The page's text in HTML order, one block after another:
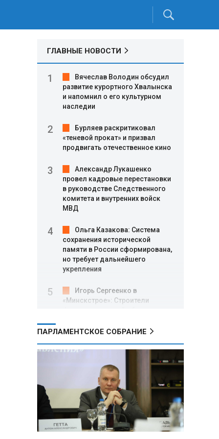
ГЛАВНЫЕ НОВОСТИ
Вячеслав Володин обсудил
развитие курортного Хвалынска
и напомнил о его культурном
наследии
Бурляев раскритиковал
«теневой прокат» и призвал
продвигать отечественное кино
Александр Лукашенко
провел кадровые перестановки
в руководстве Следственного
комитета и внутренних войск
МВД
Ольга Казакова: Система
сохранения исторической
памяти в России сформирована,
но требует дальнейшего
укрепления
Игорь Сергеенко в
«Минскстрое»: Строители
в улучшении охраны труда
МИД РФ: Поездка
Зеленского в США не принесла
ожидаемых результатов
Белорусские школьники
собрали первые «космические»
томаты из семян, побывавших
на орбите
ПАРЛАМЕНТСКОЕ СОБРАНИЕ